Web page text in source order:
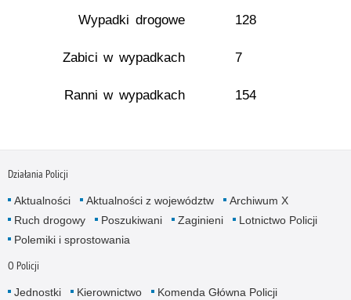
Wypadki drogowe 128
Zabici w wypadkach 7
Ranni w wypadkach 154
Działania Policji
Aktualności Aktualności z województw
Archiwum X
Ruch drogowy
Poszukiwani Zaginieni
Lotnictwo Policji
Polemiki i sprostowania
O Policji
Jednostki Kierownictwo
Komenda Główna Policji